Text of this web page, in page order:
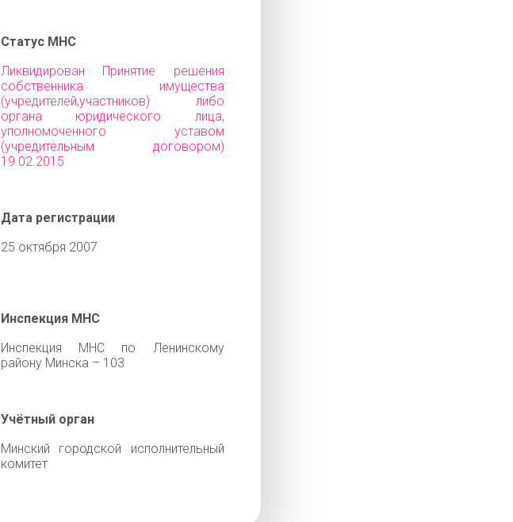
Статус МНС
Ликвидирован Принятие решения
собственника имущества
(учредителей,участников) либо
органа юридического лица,
уполномоченного уставом
(учредительным договором)
19.02.2015
Дата регистрации
25 октября 2007
Инспекция МНС
Инспекция МНС по Ленинскому
району Минска – 103
Учётный орган
Минский городской исполнительный
комитет